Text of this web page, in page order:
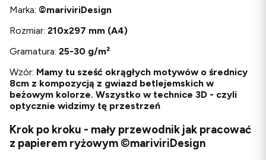
Marka: ©mariviriDesign
Rozmiar: 210x297 mm (A4)
Gramatura: 25-30 g/m²
Wzór: Mamy tu sześć okrągłych motywów o średnicy
8cm z kompozycją z gwiazd betlejemskich w
beżowym kolorze. Wszystko w technice 3D - czyli
optycznie widzimy tę przestrzeń
Krok po kroku - mały przewodnik jak pracować
z papierem ryżowym ©mariviriDesign